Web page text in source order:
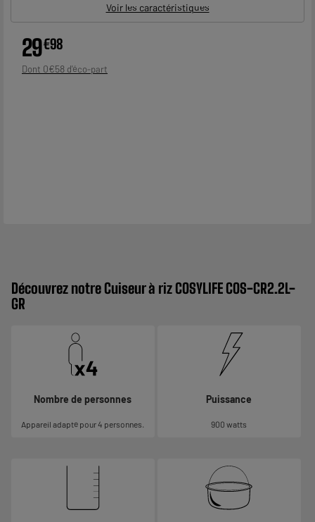
Voir les caractéristiques
29€98
Dont 0€58
Découvrez notre Cuiseur à riz COSYLIFE COS-CR2.2L-
GR
Nombre de personnes
Appareil adapté pour 4 personnes.
Puissance
900 watts